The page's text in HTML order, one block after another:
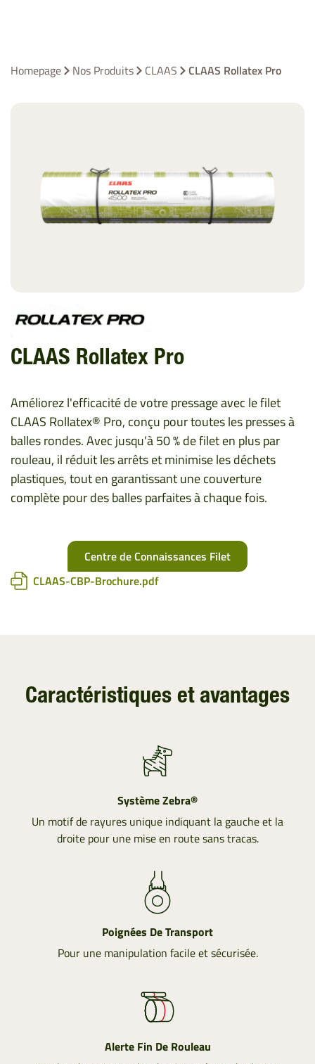
Homepage Nos Produits CLAAS CLAAS Rollatex Pro
CLAAS Rollatex Pro
Améliorez l'efficacité de votre pressage avec le filet
CLAAS Rollatex® Pro, conçu pour toutes les presses à
balles rondes. Avec jusqu'à 50 % de filet en plus par
rouleau, il réduit les arrêts et minimise les déchets
plastiques, tout en garantissant une couverture
complète pour des balles parfaites à chaque fois.
Centre de Connaissances Filet
CLAAS-CBP-Brochure.pdf
Caractéristiques et avantages
Système Zebra®
Un motif de rayures unique indiquant la gauche et la
droite pour une mise en route sans tracas.
Poignées De Transport
Pour une manipulation facile et sécurisée.
Alerte Fin De Rouleau